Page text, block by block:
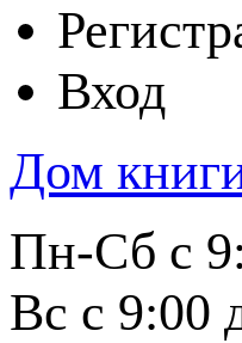
Вход
Дом
Пн-Сб с
Вс с 9:00